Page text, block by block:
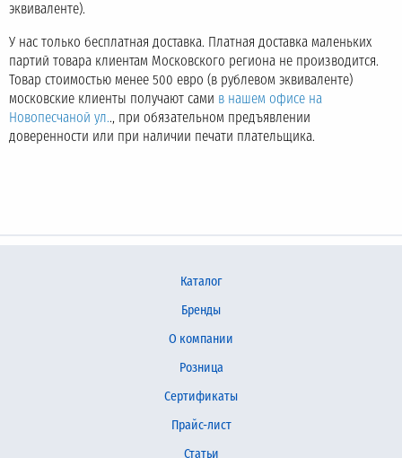
эквиваленте).
У нас только бесплатная доставка. Платная доставка маленьких
партий товара клиентам Московского региона не производится.
Товар стоимостью менее 500 евро (в рублевом эквиваленте)
московские клиенты получают сами в нашем офисе на
Новопесчаной ул.., при обязательном предъявлении
доверенности или при наличии печати плательщика.
Каталог
Бренды
О компании
Розница
Сертификаты
Прайс-лист
Статьи